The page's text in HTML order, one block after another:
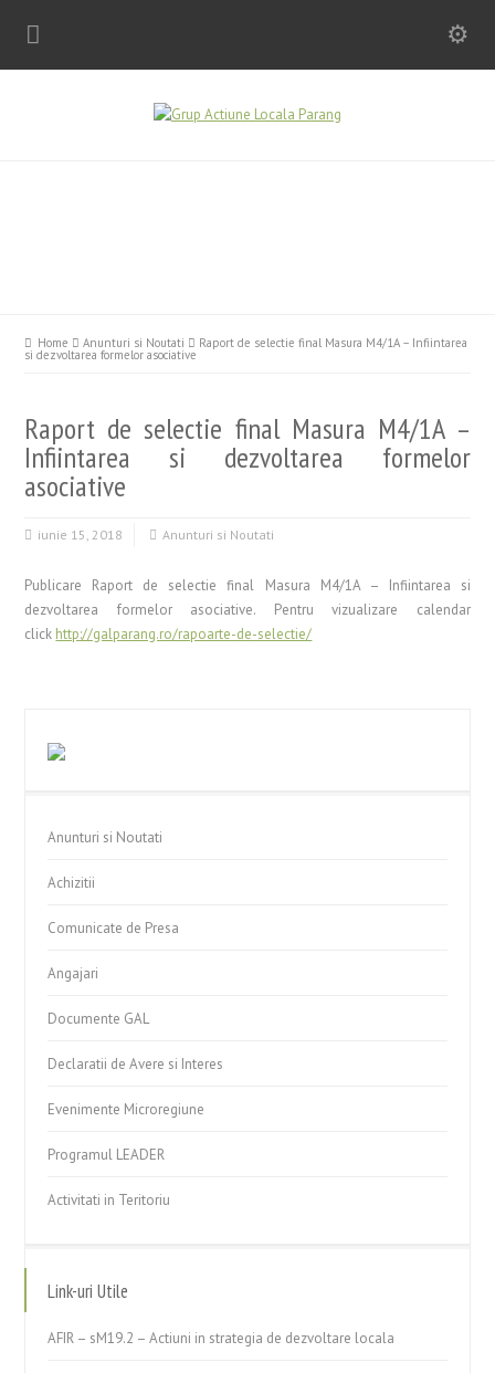
Home Anunturi si Noutati Raport de selectie final Masura M4/1A – Infiintarea
si dezvoltarea formelor asociative
Raport de selectie final Masura M4/1A –
Infiintarea si dezvoltarea formelor
asociative
iunie 15, 2018 Anunturi si Noutati
Publicare Raport de selectie final Masura M4/1A – Infiintarea si
dezvoltarea formelor asociative. Pentru vizualizare calendar
click http://galparang.ro/rapoarte-de-selectie/
Anunturi si Noutati
Achizitii
Comunicate de Presa
Angajari
Documente GAL
Declaratii de Avere si Interes
Evenimente Microregiune
Programul LEADER
Activitati in Teritoriu
Link-uri Utile
AFIR – sM19.2 – Actiuni in strategia de dezvoltare locala